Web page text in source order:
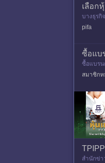
เลือก
บางธุรกิ
ราคาหุ้น-
pifa
ซื้อแบ
ซื้อแบรน
างชาติ
สมาชิกห
สำนักข่า